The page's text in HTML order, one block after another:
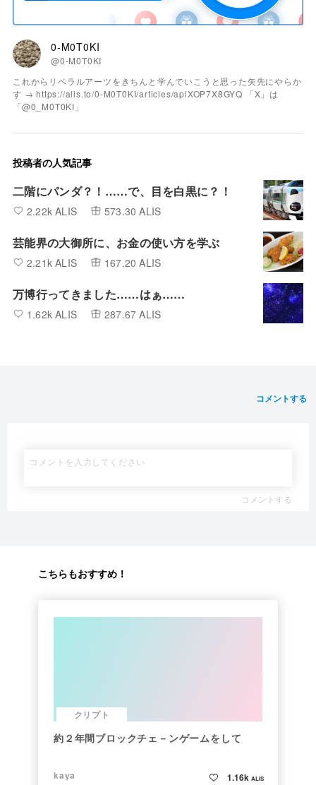
0-M0T0KI
@0-M0T0KI
これからリベラルアーツをきちんと学んでいこうと思った矢先にやらか
す → https://alis.to/0-M0T0KI/articles/aplXOP7X8GYQ 「X」は
「@0_M0T0KI」
投稿者の人気記事
二階にパンダ？！……で、目を白黒に？！
2.22k ALIS 573.30 ALIS
芸能界の大御所に、お金の使い方を学ぶ
2.21k ALIS 167.20 ALIS
万博行ってきました……はぁ……
1.62k ALIS 287.67 ALIS
コメントする
コメントする
こちらもおすすめ！
クリプト
約２年間ブロックチェ－ンゲームをして
kaya
1.16k ALIS